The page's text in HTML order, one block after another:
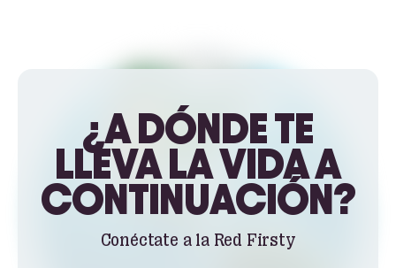
¿A DÓNDE TE
LLEVA LA VIDA A
CONTINUACIÓN?
Conéctate a la Red Firsty